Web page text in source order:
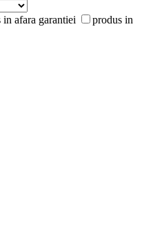
in afara garantiei
produs in